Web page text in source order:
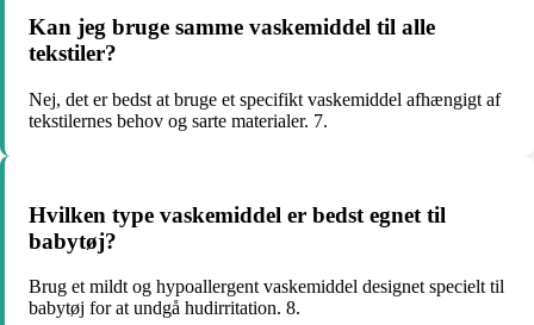
Kan jeg bruge samme vaskemiddel til alle
tekstiler?
Nej, det er bedst at bruge et specifikt vaskemiddel afhængigt af
tekstilernes behov og sarte materialer. 7.
Hvilken type vaskemiddel er bedst egnet til
babytøj?
Brug et mildt og hypoallergent vaskemiddel designet specielt til
babytøj for at undgå hudirritation. 8.